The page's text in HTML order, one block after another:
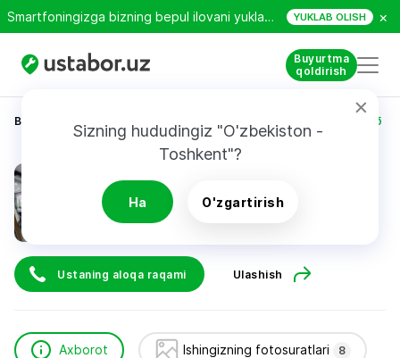
Smartfoningizga bizning bepul ilovani yuklab oling! YUKLAB OLISH ×
Buyurtma
qoldirish
Sizning hududingiz "O'zbekiston -
Toshkent"?
Ha O'zgartirish
Bosh sahifa Матякубов Якуб
Ustaning aloqa raqami Ulashish
Axborot Ishingizning fotosuratlari 8